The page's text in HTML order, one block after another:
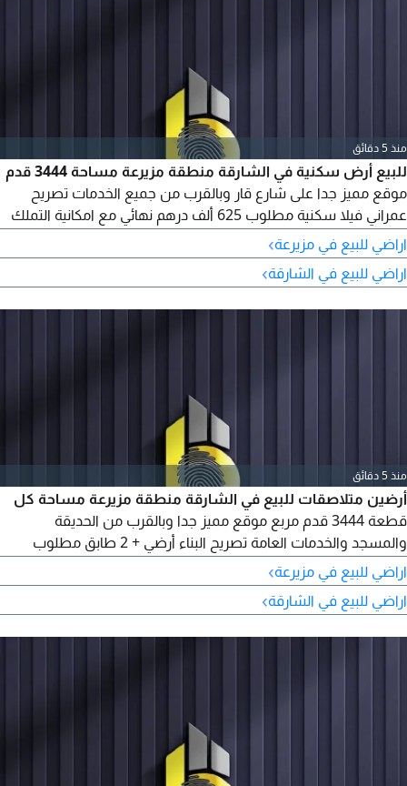
منذ 5 دقائق
للبيع أرض سكنية في الشارقة منطقة مزيرعة مساحة 3444 قدم
موقع مميز جدا على شارع قار وبالقرب من جميع الخدمات تصريح
عمراني فيلا سكنية مطلوب 625 ألف درهم نهائي مع امكانية التملك
الأخوة العرب الوافدين بنظام اقساط استشاري عقارات عبدالرحمن
اراضي للبيع في مزيرعة›
اراضي للبيع في الشارقة›
منذ 5 دقائق
أرضين متلاصقات للبيع في الشارقة منطقة مزيرعة مساحة كل
قطعة 3444 قدم مربع موقع مميز جدا وبالقرب من الحديقة
والمسجد والخدمات العامة تصريح البناء أرضي + 2 طابق مطلوب
للقطعة 650000
اراضي للبيع في مزيرعة›
اراضي للبيع في الشارقة›